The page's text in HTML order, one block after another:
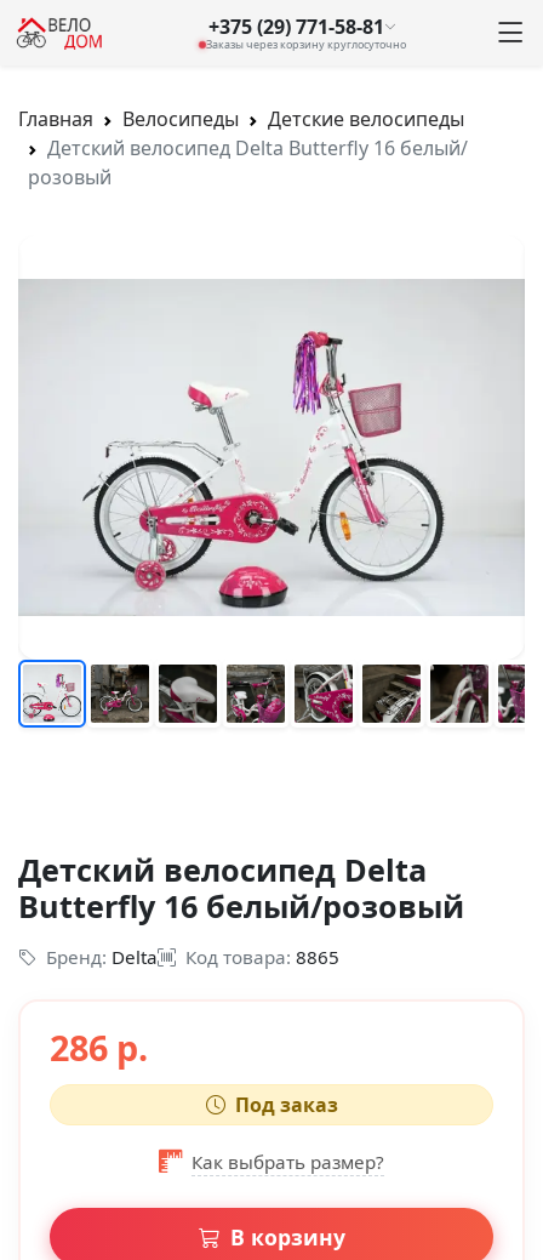
+375 (29) 771-58-81
Заказы через корзину круглосуточно
Главная Велосипеды
Детские велосипеды
Детский велосипед Delta Butterfly 16 белый/
розовый
Детский велосипед Delta
Butterfly 16 белый/розовый
Бренд: Delta Код товара: 8865
286 р.
Под заказ
Как выбрать размер?
В корзину